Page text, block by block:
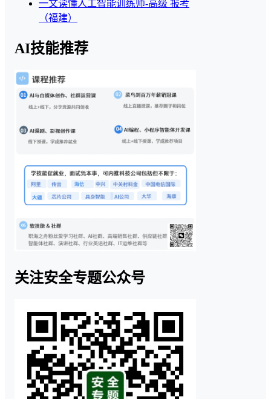
一文读懂人工智能训练师-高级 报考
（福建）
AI技能推荐
关注安全专题公众号